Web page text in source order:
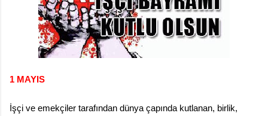
1 MAYIS
İşçi ve emekçiler tarafından dünya çapında kutlanan, birlik,